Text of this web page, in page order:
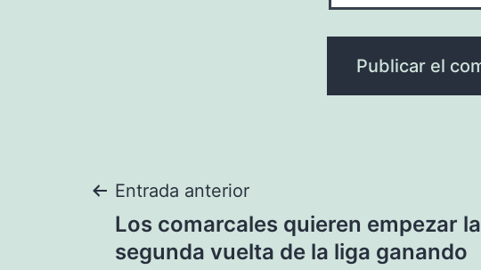
Navegación
de
Entrada anterior
Los comarcales quieren empezar la
segunda vuelta de la liga ganando